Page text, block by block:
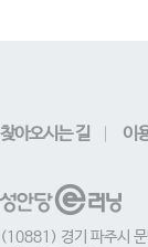
찾아오시는 길 이
(10881) 경기 파주시